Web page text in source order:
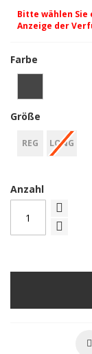
Bitte wählen Sie
Anzeige der
Farbe
Größe
REG LONG
Anzahl